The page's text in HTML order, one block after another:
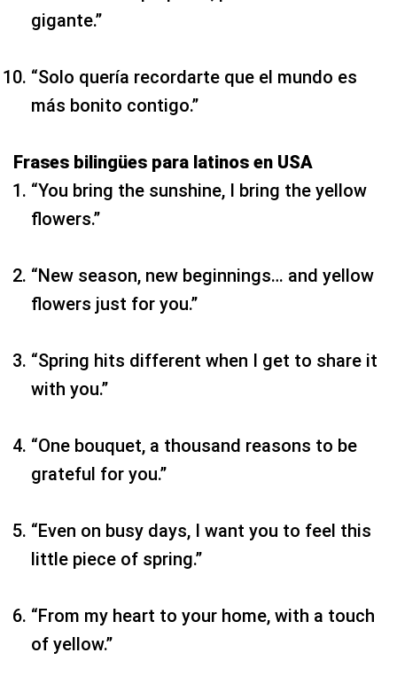
gigante.”
“Solo quería recordarte que el mundo es
más bonito contigo.”
Frases bilingües para latinos en USA
“You bring the sunshine, I bring the yellow
flowers.”
“New season, new beginnings… and yellow
flowers just for you.”
“Spring hits different when I get to share it
with you.”
“One bouquet, a thousand reasons to be
grateful for you.”
“Even on busy days, I want you to feel this
little piece of spring.”
“From my heart to your home, with a touch
of yellow.”